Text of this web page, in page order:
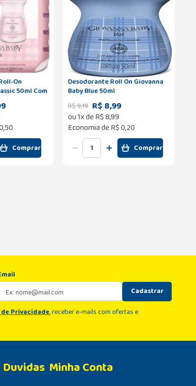
On
50ml Com
Desconto na
Comprar
Desodorante Roll On Giovanna
Baby Blue 50ml
R$9,19 R$ 8,99
ou1x deR$8,99
Economia deR$ 0,20
Comprar
Cadastrar
Privacidade, receber e-mails com ofertas e
Minha Conta